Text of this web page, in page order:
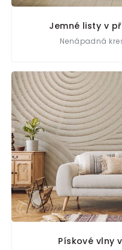
Jemné listy v
Nenápadná
Pískové vlny